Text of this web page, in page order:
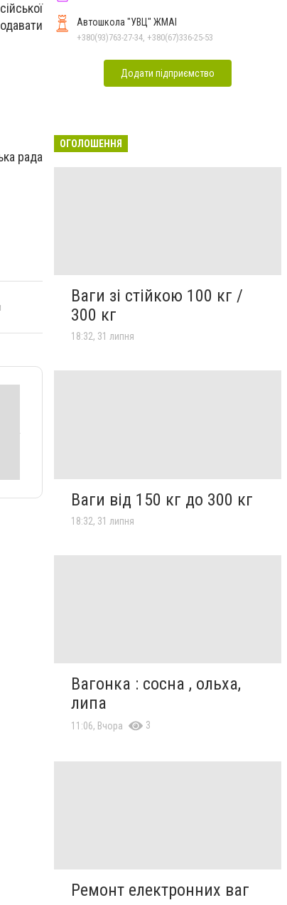
рада
Автошкола "УВЦ" ЖМАІ
+380(93)763-27-34, +380(67)336-25-53
Додати підприємство
ОГОЛОШЕННЯ
Ваги зі стійкою 100 кг /
300 кг
18:32, 31 липня
Ваги від 150 кг до 300 кг
18:32, 31 липня
Вагонка : сосна , ольха,
липа
11:06, Вчора 3
Ремонт електронних ваг